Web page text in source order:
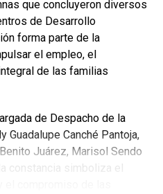
Noticias
que concluyeron diversos
de Desarrollo
forma parte de la
el empleo, el
de las familias
de Despacho de la
Guadalupe Canché Pantoja,
Juárez, Marisol Sendo
constancia simboliza el